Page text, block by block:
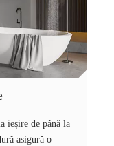
ieșire de până la
asigură o